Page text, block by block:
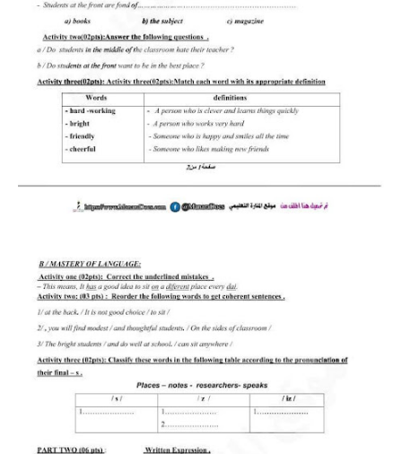
البحوث الجاهزة
بحوث اللغة العربية
بحوث الرياضيات
بحوث التاريخ و الجغرافيا
بحوث الفيزياء و الكيمياء
بحوث اللغة الفرنسية
بحوث اللغة الانجليزية
بحوث في مجالات اخرى